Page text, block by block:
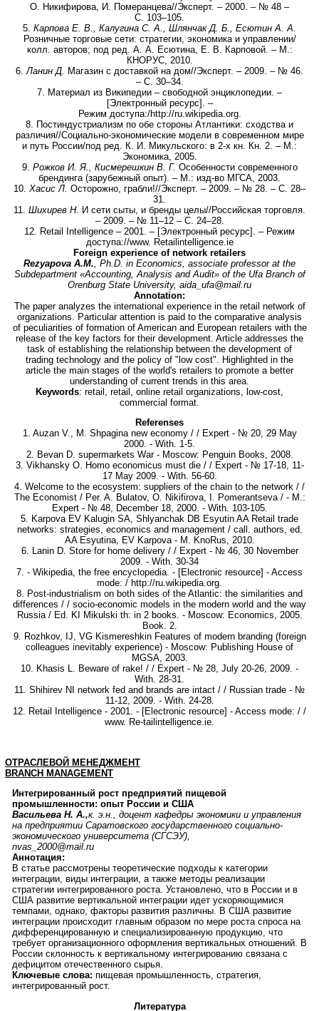
О. Никифирова, И. Померанцева//Эксперт. – 2000. – № 48 –
С. 103–105.
5. Карпова Е. В., Калугина С. А., Шлянчак Д. Б., Есютин А. А.
Розничные торговые сети: стратегии, экономика и управлении/
колл. авторов; под ред. А. А. Есютина, Е. В. Карповой. – М.:
КНОРУС, 2010.
6.Ланин Д. Магазин с доставкой на дом//Эксперт. – 2009. – № 46.
– С. 30–34.
7. Материал из Википедии – свободной энциклопедии. –
[Электронный ресурс]. –
Режим доступа:/http://ru.wikipedia.org.
8. Постиндустриализм по обе стороны Атлантики: сходства и
различия//Социально-экономические модели в современном мире
и путь России/под ред. К. И. Микульского: в 2-х кн. Кн. 2. – М.:
Экономика, 2005.
9. Рожков И. Я., Кисмерешкин В. Г. Особенности современного
брендинга (зарубежный опыт). – М.: изд-во МГСА, 2003.
10. Хасис Л. Осторожно, грабли!//Эксперт. – 2009. – № 28. – С. 28–
31.
11. Шихирев Н. И сети сыты, и бренды целы//Российская торговля.
– 2009. – № 11–12 – С. 24–28.
12. Retail Intelligence – 2001. – [Электронный ресурс]. – Режим
доступа://www. Retailintelligence.ie
Foreign experience of network retailers
Rezyapova A.M., Ph.D. in Economics, associate professor at the
Subdepartment «Accounting, Analysis and Audit» of the Ufa Branch of
Orenburg State University, aida_ufa@mail.ru
Annotation:
The paper analyzes the international experience in the retail network of
organizations. Particular attention is paid to the comparative analysis
of peculiarities of formation of American and European retailers with the
release of the key factors for their development. Article addresses the
task of establishing the relationship between the development of
trading technology and the policy of "low cost". Highlighted in the
article the main stages of the world's retailers to promote a better
understanding of current trends in this area.
Keywords: retail, retail, online retail organizations, low-cost,
commercial format.
Referenses
1. Auzan V., M. Shpagina new economy / / Expert - № 20, 29 May
2000. - With. 1-5.
2. Bevan D. supermarkets War - Moscow: Penguin Books, 2008.
3. Vikhansky O. Homo economicus must die / / Expert - № 17-18, 11-
17 May 2009. - With. 56-60.
4. Welcome to the ecosystem: suppliers of the chain to the network / /
The Economist / Per. A. Bulatov, O. Nikifirova, I. Pomerantseva / - M.:
Expert - № 48, December 18, 2000. - With. 103-105.
5. Karpova EV Kalugin SA, Shlyanchak DB Esyutin AA Retail trade
networks: strategies, economics and management / call. authors, ed.
AA Esyutina, EV Karpova - M. KnoRus, 2010.
6. Lanin D. Store for home delivery / / Expert - № 46, 30 November
2009. - With. 30-34
7. - Wikipedia, the free encyclopedia. - [Electronic resource] - Access
mode: / http://ru.wikipedia.org.
8. Post-industrialism on both sides of the Atlantic: the similarities and
differences / / socio-economic models in the modern world and the way
Russia / Ed. KI Mikulski th: in 2 books. - Moscow: Economics, 2005.
Book. 2.
9. Rozhkov, IJ, VG Kismereshkin Features of modern branding (foreign
colleagues inevitably experience) - Moscow: Publishing House of
MGSA, 2003.
10. Khasis L. Beware of rake! / / Expert - № 28, July 20-26, 2009. -
With. 28-31.
11. Shihirev NI network fed and brands are intact / / Russian trade - №
11-12, 2009. - With. 24-28.
12. Retail Intelligence - 2001. - [Electronic resource] - Access mode: / /
www. Re-tailintelligence.ie.
ОТРАСЛЕВОЙ МЕНЕДЖМЕНТ
BRANCH MANAGEMENT
Интегрированный рост предприятий пищевой
промышленности: опыт России и США
Васильева Н. А.,к. э.н., доцент кафедры экономики и управления
на предприятии Саратовского государственного социально-
экономического университета (СГСЭУ),
nvas_2000@mail.ru
Аннотация:
В статье рассмотрены теоретические подходы к категории
интеграции, виды интеграции, а также методы реализации
стратегии интегрированного роста. Установлено, что в России и в
США развитие вертикальной интеграции идет ускоряющимися
темпами, однако, факторы развития различны. В США развитие
интеграции происходит главным образом по мере роста спроса на
дифференцированную и специализированную продукцию, что
требует организационного оформления вертикальных отношений. В
России склонность к вертикальному интегрированию связана с
дефицитом отечественного сырья.
Ключевые слова: пищевая промышленность, стратегия,
интегрированный рост.
Литература